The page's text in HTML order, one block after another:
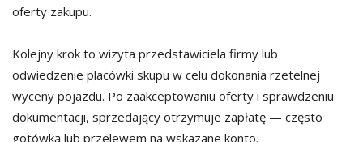
oferty zakupu.
Kolejny krok to wizyta przedstawiciela firmy lub
odwiedzenie placówki skupu w celu dokonania rzetelnej
wyceny pojazdu. Po zaakceptowaniu oferty i sprawdzeniu
dokumentacji, sprzedający otrzymuje zapłatę — często
gotówką lub przelewem na wskazane konto.